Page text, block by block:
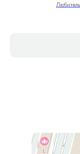
Фитолайн
Магазин цветов в
Магазин